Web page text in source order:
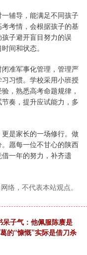
辅导，能满足不同孩子
考情，会根据孩子的基
子避开盲目努力的误
间和状态。
准军事化管理，管理严
习惯。学校采用小班授
，熟悉高考命题规律，
奏，提升应试能力，多
是家长的一场修行。做
愿每一位不甘心的陕西
一年的努力，补齐遗
络，不代表本站观点。
子气：他佩服陈赓是
的“慷慨”实际是借刀杀